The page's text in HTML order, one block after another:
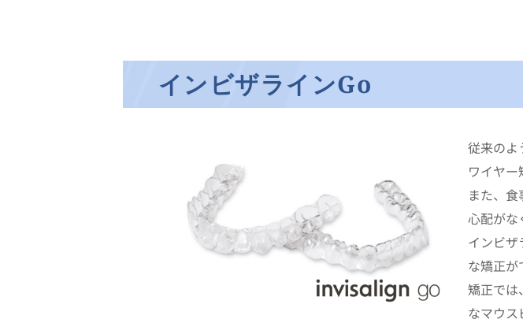
インビザラインGo
従来のよ
ワイヤー
また、
心配がな
インビザ
な矯正が
矯正では
なマウス